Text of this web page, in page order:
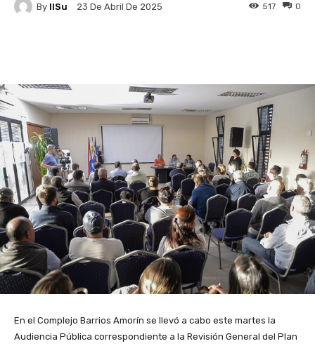
By IlSu 23 De Abril De 2025 0
517
En el Complejo Barrios Amorín se llevó a cabo este martes la
Audiencia Pública correspondiente a la Revisión General del Plan